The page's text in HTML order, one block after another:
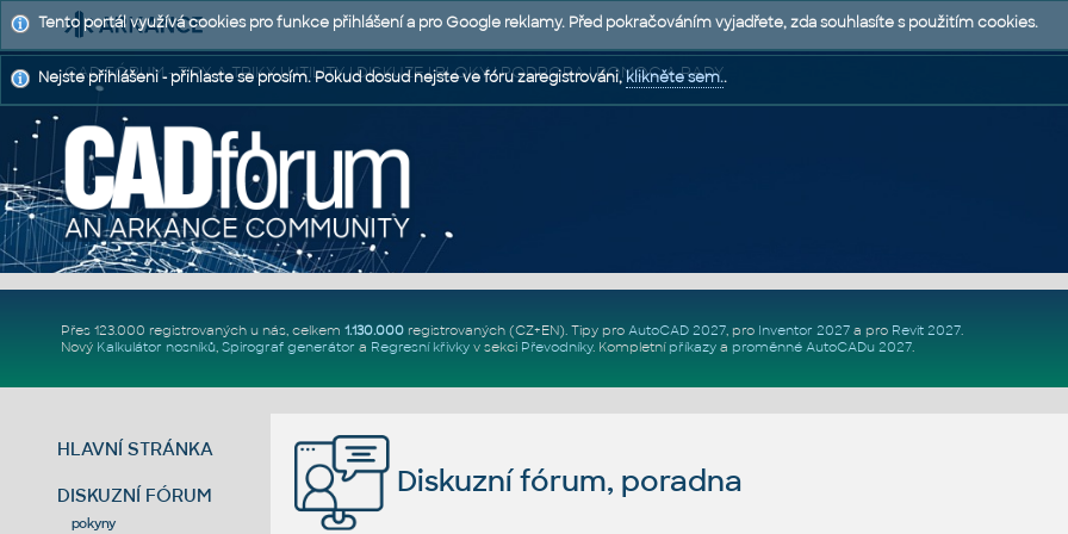
CAD FÓRUM - TIPY A TRIKY | UTILITY | DISKUZE | BLOKY | PODPORA | POMOC A RADY
Přes 123.000 registrovaných u nás, celkem 1.130.000registrovaných (CZ+EN). Tipy pro AutoCAD 2027, pro Inventor 2027a pro Revit 2027.
Nový Kalkulátor nosníků, Spirograf generátor a Regresní křivkyv sekci Převodníky. Kompletní příkazya proměnné AutoCADu 2027.
HLAVNÍ STRÁNKA
DISKUZNÍ FÓRUM
pokyny
Diskuzní fórum, poradna
Tento portál využívá cookies pro funkce přihlášení a pro Google reklamy. Před pokračováním vyjadřete, zda souhlasíte s použitím cookies.
Nejste přihlášeni - přihlaste se prosím. Pokud dosud nejste ve fóru zaregistrováni,klikněte sem..